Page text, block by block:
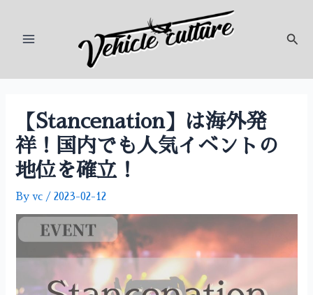
Menu
検
【Stancenation】は海外発
祥！国内でも人気イベントの
地位を確立！
Byvc /2023-02-12